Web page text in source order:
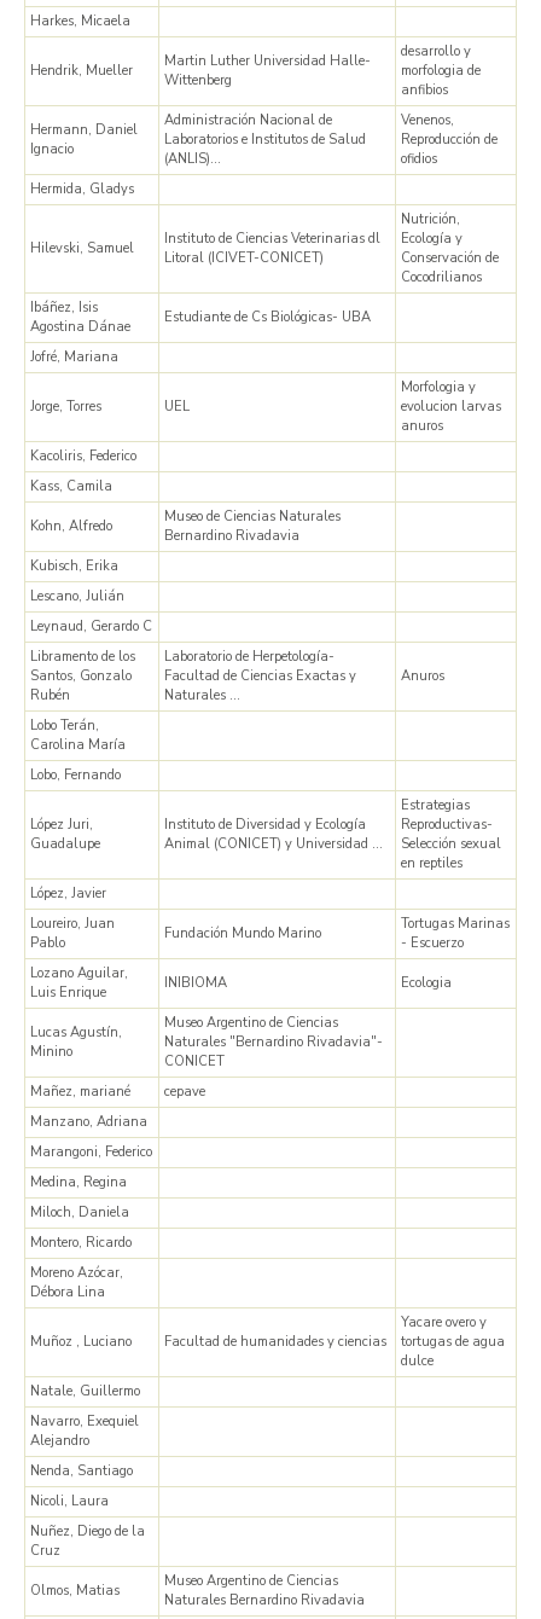
Harkes, Micaela
Hendrik, Mueller
Martin Luther Universidad Halle-
Wittenberg
desarrollo y
morfologia de
anfibios
Hermann, Daniel
Ignacio
Administración Nacional de
Laboratorios e Institutos de Salud
(ANLIS)…
Venenos,
Reproducción de
ofidios
Hermida, Gladys
Hilevski, Samuel
Instituto de Ciencias Veterinarias dl
Litoral (ICIVET-CONICET)
Nutrición,
Ecología y
Conservación de
Cocodrilianos
Ibáñez, Isis
Agostina Dánae
Estudiante de Cs Biológicas- UBA
Jofré, Mariana
Jorge, Torres UEL
Morfologia y
evolucion larvas
anuros
Kacoliris, Federico
Kass, Camila
Kohn, Alfredo
Museo de Ciencias Naturales
Bernardino Rivadavia
Kubisch, Erika
Lescano, Julián
Leynaud, Gerardo C
Libramento de los
Santos, Gonzalo
Rubén
Laboratorio de Herpetología-
Facultad de Ciencias Exactas y
Naturales …
Anuros
Lobo Terán,
Carolina María
Lobo, Fernando
López Juri,
Guadalupe
Instituto de Diversidad y Ecología
Animal (CONICET) y Universidad …
Estrategias
Reproductivas-
Selección sexual
en reptiles
López, Javier
Loureiro, Juan
Pablo
Fundación Mundo Marino
Tortugas Marinas
- Escuerzo
Lozano Aguilar,
Luis Enrique
INIBIOMA Ecologia
Lucas Agustín,
Minino
Museo Argentino de Ciencias
Naturales "Bernardino Rivadavia"-
CONICET
Mañez, mariané
cepave
Manzano, Adriana
Marangoni, Federico
Medina, Regina
Miloch, Daniela
Montero, Ricardo
Moreno Azócar,
Débora Lina
Muñoz , Luciano Facultad de humanidades y ciencias
Yacare overo y
tortugas de agua
dulce
Natale, Guillermo
Navarro, Exequiel
Alejandro
Nenda, Santiago
Nicoli, Laura
Nuñez, Diego de la
Cruz
Olmos, Matias
Museo Argentino de Ciencias
Naturales Bernardino Rivadavia